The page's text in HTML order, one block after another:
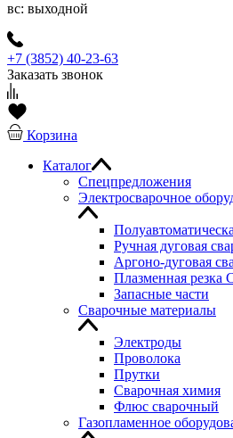
вс: выходной
+7 (3852) 40-23-63
Заказать звонок
Корзина
Каталог
Спецпредложения
Электросварочное
Ручная дуговая
Аргоно-дуговая
Плазменная резка
Запасные части
Сварочные материалы
Электроды
Проволока
Прутки
Сварочная химия
Флюс сварочный
Газопламенное